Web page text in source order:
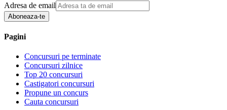
Adresa de email
Aboneaza-te
Pagini
Concursuri pe terminate
Concursuri zilnice
Top 20 concursuri
Castigatori concursuri
Propune un concurs
Cauta concursuri